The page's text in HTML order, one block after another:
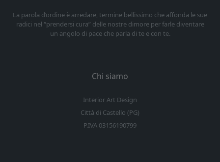
La parola d’ordine è arredare, termine bellissimo che affonda le sue
radici nel “prendersi cura” delle nostre dimore per farle diventare
un angolo di pace che parla di te e con te.
Chi siamo
Interior Art Design
Città di Castello (PG)
P.IVA 03156190799